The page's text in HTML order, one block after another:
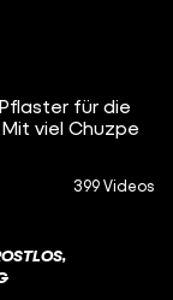
für die
viel Chuzpe
399 Videos